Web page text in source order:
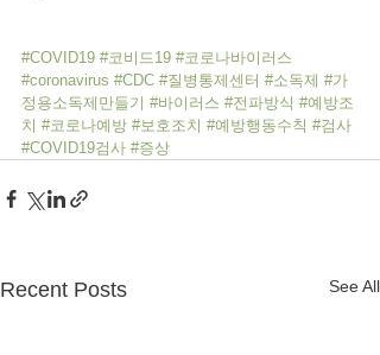
#COVID19 #코비드19 #코로나바이러스
#coronavirus #CDC #질병통제센터 #소독제 #가
정용소독제만들기 #바이러스 #전파방식 #예방조
치 #코로나예방 #보호조치 #예방행동수칙 #검사
#COVID19검사 #증상
Recent Posts See All